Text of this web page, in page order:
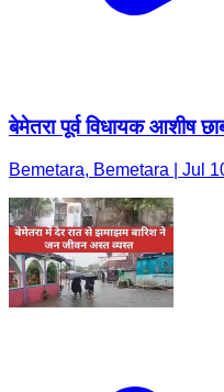
बेमेतरा पूर्व विधायक आशीष
Bemetara, Bemetara | Jul